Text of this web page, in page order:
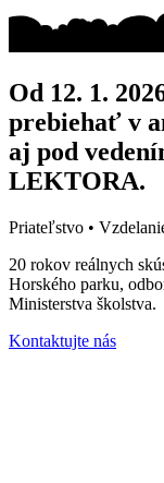
Od 12. 1.
prebiehať v
aj pod
LEKTORA.
Priateľstvo •
20 rokov reálnych
Horského parku,
Ministerstva školstva.
Kontaktujte nás